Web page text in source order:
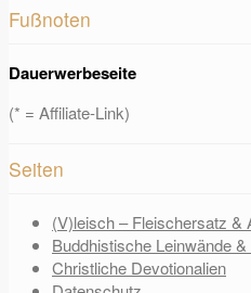
Fußnoten
Dauerwerbeseite
(* = Affiliate-Link)
Seiten
(V)leisch – Fleischersatz &
Buddhistische Leinwände
Christliche Devotionalien